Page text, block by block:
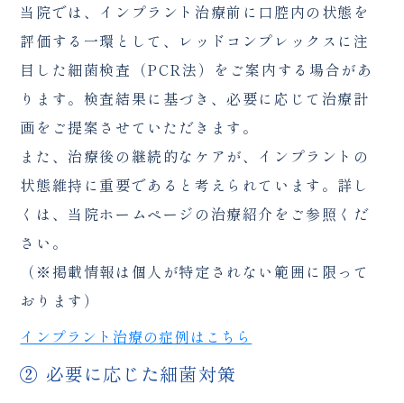
当院では、インプラント治療前に口腔内の状態を
評価する一環として、レッドコンプレックスに注
目した細菌検査（PCR法）をご案内する場合があ
ります。検査結果に基づき、必要に応じて治療計
画をご提案させていただきます。
また、治療後の継続的なケアが、インプラントの
状態維持に重要であると考えられています。詳し
くは、当院ホームページの治療紹介をご参照くだ
さい。
（※掲載情報は個人が特定されない範囲に限って
おります）
インプラント治療の症例はこちら
② 必要に応じた細菌対策